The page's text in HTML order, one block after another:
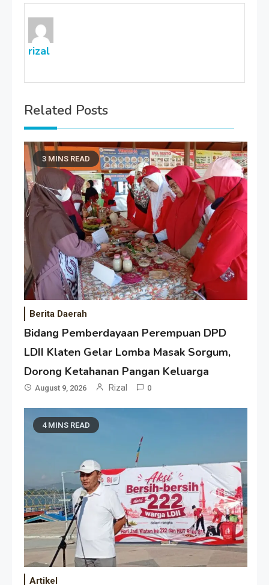
rizal
Related Posts
3 MINS READ
Berita Daerah
Bidang Pemberdayaan Perempuan DPD
LDII Klaten Gelar Lomba Masak Sorgum,
Dorong Ketahanan Pangan Keluarga
August 9, 2026 Rizal 0
4 MINS READ
Artikel